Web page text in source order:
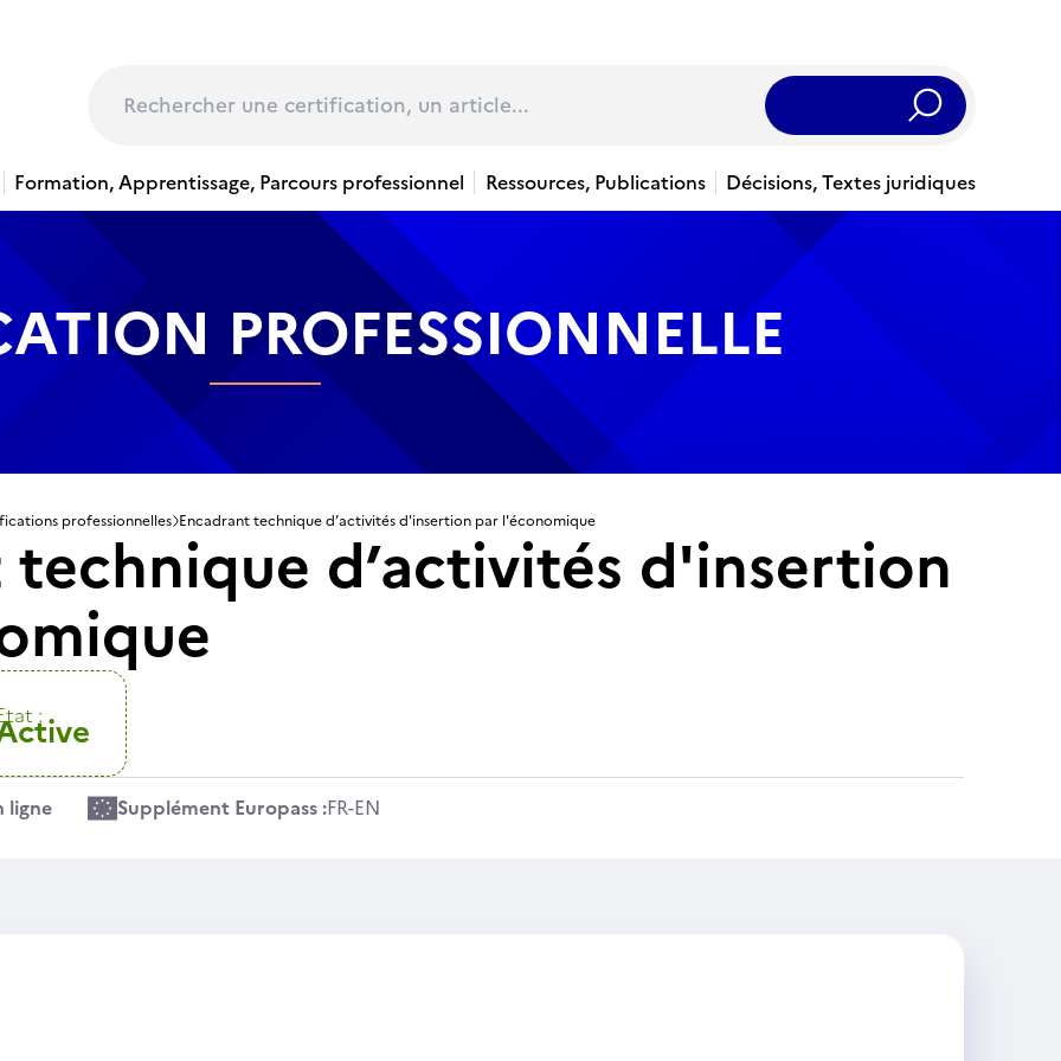
Rechercher
Formation, Apprentissage, Parcours professionnel Ressources, Publications Décisions, Textes juridiques
PROFESSIONNELLE
professionnelles Encadrant technique d’activités d'insertion par l'économique
technique d’activités d'insertion
:
ligne Supplément Europass :FR-EN